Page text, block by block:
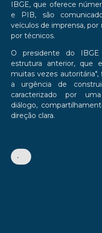
IBGE, que oferece
e PIB, são
veículos de imprensa,
por técnicos.
O presidente do
estrutura anterior, que
muitas vezes
a urgência de
caracterizado por
diálogo,
direção clara.
•